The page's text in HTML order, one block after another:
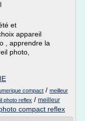
et
appareil
, apprendre la
photo,
compact / meilleur
photo reflex / meilleur
compact reflex